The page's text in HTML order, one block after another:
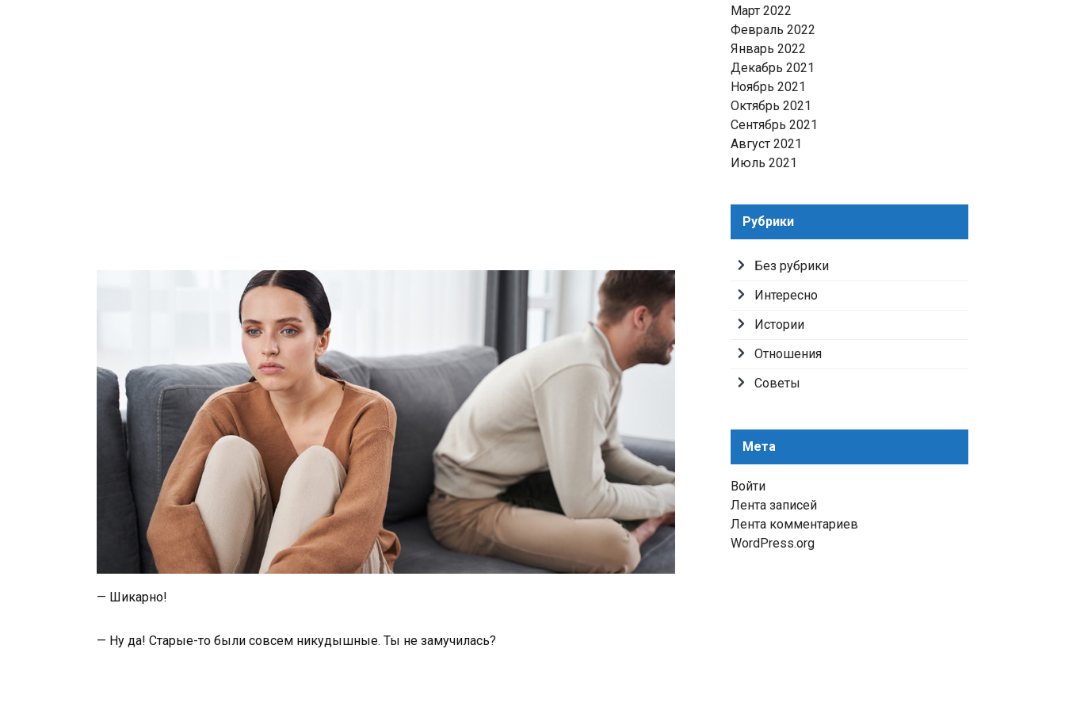
— Шикарно!
— Ну да! Старые-то были совсем никудышные. Ты не замучилась?
Март 2022
Февраль 2022
Январь 2022
Декабрь 2021
Ноябрь 2021
Октябрь 2021
Сентябрь 2021
Август 2021
Июль 2021
Рубрики
Без рубрики
Интересно
Истории
Отношения
Советы
Мета
Войти
Лента записей
Лента комментариев
WordPress.org